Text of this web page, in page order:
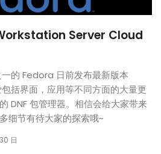
Server Cloud
的 Fedora 日前发布最新版本
括界面，应用等不同方面的大量更
DNF 包管理器。相信会给大家带来
细节有待大家的探索哦~
日